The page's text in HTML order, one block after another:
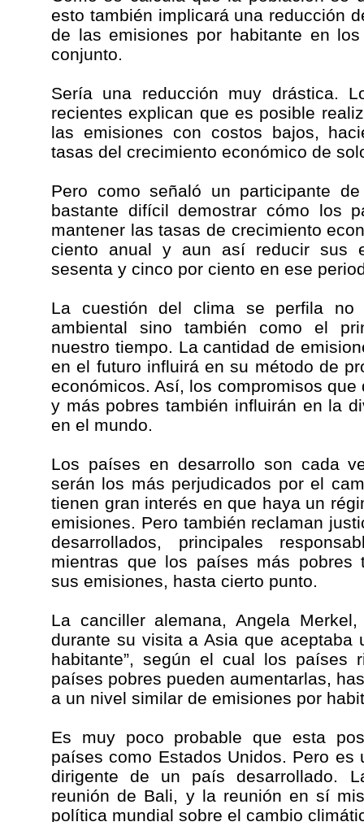
esto también implicará una reducción
de las emisiones por habitante en
conjunto.
Sería una reducción muy drástica.
recientes explican que es posible
las emisiones con costos bajos,
tasas del crecimiento económico de
Pero como señaló un participante
bastante difícil demostrar cómo los
mantener las tasas de crecimiento
ciento anual y aun así reducir sus
sesenta y cinco por ciento en ese
La cuestión del clima se perfila
ambiental sino también como el
nuestro tiempo. La cantidad de
en el futuro influirá en su método de
económicos. Así, los compromisos
y más pobres también influirán en la
en el mundo.
Los países en desarrollo son cada
serán los más perjudicados por el
tienen gran interés en que haya un
emisiones. Pero también reclaman
desarrollados, principales
mientras que los países más pobres
sus emisiones, hasta cierto punto.
La canciller alemana, Angela
durante su visita a Asia que aceptaba
habitante”, según el cual los países
países pobres pueden aumentarlas,
a un nivel similar de emisiones por
Es muy poco probable que esta
países como Estados Unidos. Pero
dirigente de un país desarrollado.
reunión de Bali, y la reunión en sí
política mundial sobre el cambio